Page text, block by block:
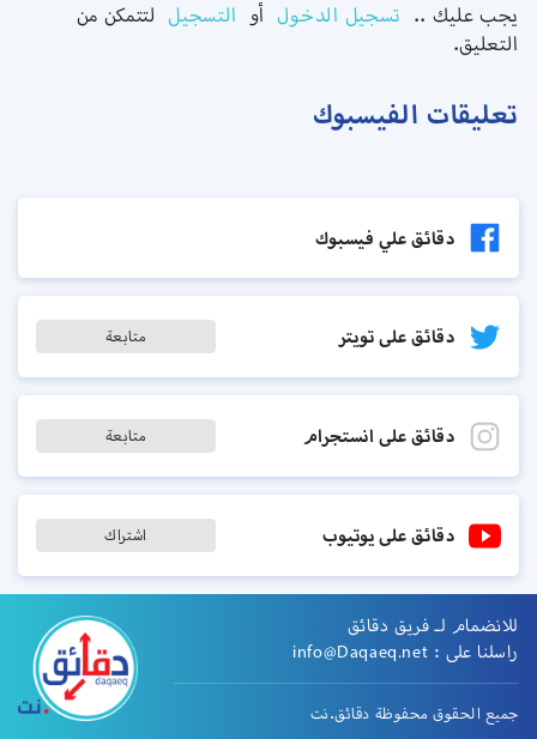
يجب عليك .. تسجيل الدخول أو التسجيل لتتمكن من
التعليق.
تعليقات الفيسبوك
دقائق علي فيسبوك
دقائق على تويتر متابعة
دقائق على انستجرام متابعة
دقائق على يوتيوب اشتراك
للانضمام لـ فريق دقائق
راسلنا على : info@Daqaeq.net
جميع الحقوق محفوظة دقائق.نت